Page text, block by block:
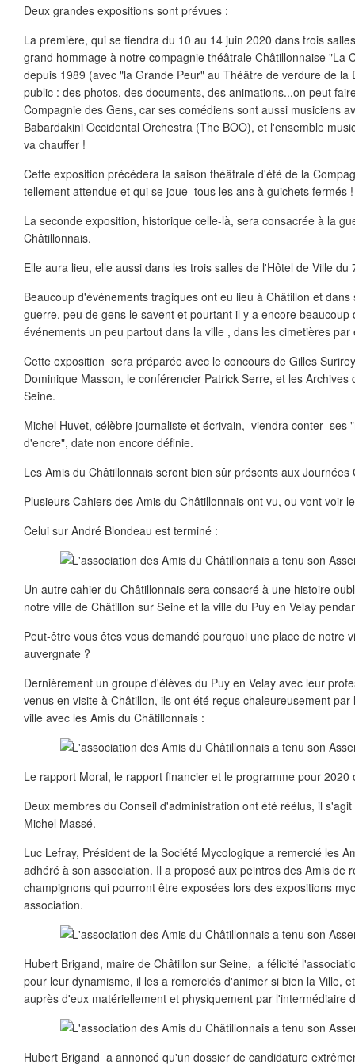
Deux grandes expositions sont prévues :
La première, qui se tiendra du 10 au 14 juin 2020 dans trois
grand hommage à notre compagnie théâtrale Châtillonnaise "La
depuis 1989 (avec "la Grande Peur" au Théâtre de verdure de la
public : des photos, des documents, des animations...on peut
Compagnie des Gens, car ses comédiens sont aussi musiciens
Babardakini Occidental Orchestra (The BOO), et l'ensemble
va chauffer !
Cette exposition précédera la saison théâtrale d'été de la
tellement attendue et qui se joue tous les ans à guichets fermés !
La seconde exposition, historique celle-là, sera consacrée à la
Châtillonnais.
Elle aura lieu, elle aussi dans les trois salles de l'Hôtel de Ville
Beaucoup d'événements tragiques ont eu lieu à Châtillon et
guerre, peu de gens le savent et pourtant il y a encore beaucoup
événements un peu partout dans la ville , dans les cimetières par
Cette exposition sera préparée avec le concours de Gilles
Dominique Masson, le conférencier Patrick Serre, et les Archives
Seine.
Michel Huvet, célèbre journaliste et écrivain, viendra conter ses
d'encre", date non encore définie.
Les Amis du Châtillonnais seront bien sûr présents aux Journées
Plusieurs Cahiers des Amis du Châtillonnais ont vu, ou vont voir
Celui sur André Blondeau est terminé :
Un autre cahier du Châtillonnais sera consacré à une histoire
notre ville de Châtillon sur Seine et la ville du Puy en Velay
Peut-être vous êtes vous demandé pourquoi une place de notre
auvergnate ?
Dernièrement un groupe d'élèves du Puy en Velay avec leur
venus en visite à Châtillon, ils ont été reçus chaleureusement
ville avec les Amis du Châtillonnais :
Le rapport Moral, le rapport financier et le programme pour 2020
Deux membres du Conseil d'administration ont été réélus, il
Michel Massé.
Luc Lefray, Président de la Société Mycologique a remercié les
adhéré à son association. Il a proposé aux peintres des Amis de
champignons qui pourront être exposées lors des expositions
association.
Hubert Brigand, maire de Châtillon sur Seine, a félicité
pour leur dynamisme, il les a remerciés d'animer si bien la Ville,
auprès d'eux matériellement et physiquement par l'intermédiaire
Hubert Brigand a annoncé qu'un dossier de candidature